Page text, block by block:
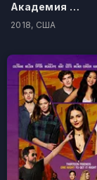
Академия смерти
2018, США